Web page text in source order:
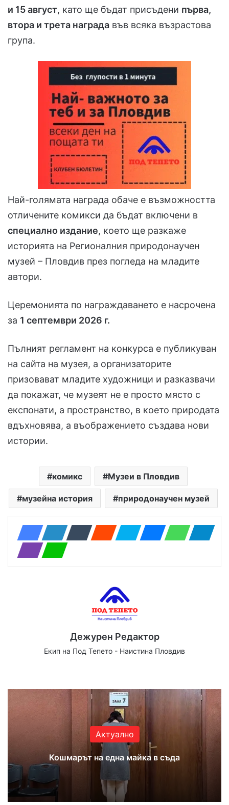
и 15 август, като ще бъдат присъдени първа,
втора и трета награда във всяка възрастова
група.
Най-голямата награда обаче е възможността
отличените комикси да бъдат включени в
специално издание, което ще разкаже
историята на Регионалния природонаучен
музей – Пловдив през погледа на младите
автори.
Церемонията по награждаването е насрочена
за 1 септември 2026 г.
Пълният регламент на конкурса е публикуван
на сайта на музея, а организаторите
призовават младите художници и разказвачи
да покажат, че музеят не е просто място с
експонати, а пространство, в което природата
вдъхновява, а въображението създава нови
истории.
комикс Музеи в Пловдив
музейна история природонаучен музей
Дежурен Редактор
Екип на Под Тепето - Наистина Пловдив
Актуално
Кошмарът на една майка в съда